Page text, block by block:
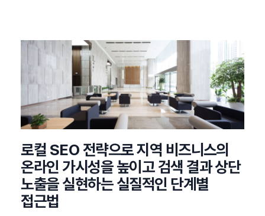
CONTACT
정부지원사업
로컬 SEO 전략으로 지역 비즈니스의
온라인 가시성을 높이고 검색 결과 상단
노출을 실현하는 실질적인 단계별
접근법